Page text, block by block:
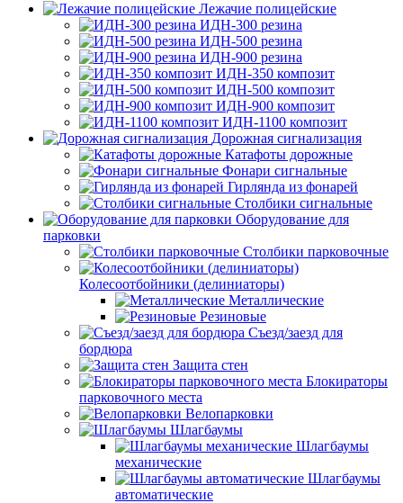
Лежачие полицейские
ИДН-300 резина
ИДН-500 резина
ИДН-900 резина
ИДН-350 композит
ИДН-500 композит
ИДН-900 композит
ИДН-1100 композит
Дорожная сигнализация
Катафоты дорожные
Фонари сигнальные
Гирлянда из фонарей
Столбики сигнальные
Оборудование для
парковки
Столбики парковочные
Колесоотбойники (делиниаторы)
Металлические
Резиновые
Съезд/заезд для
бордюра
Защита стен
Блокираторы
парковочного места
Велопарковки
Шлагбаумы
Шлагбаумы
механические
Шлагбаумы
автоматические